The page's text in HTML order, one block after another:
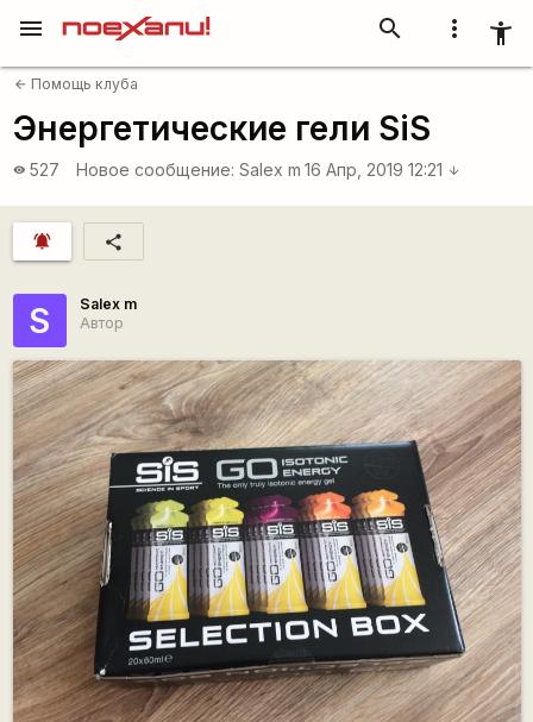
more_vert accessibility_new
search
menu
arrow_back Помощь клуба
Энергетические гели SiS
visibility 527 Новое сообщение: Salex m 16 Апр, 2019 12:21 arrow_downward
notifications_active share
S
Salex m
Автор